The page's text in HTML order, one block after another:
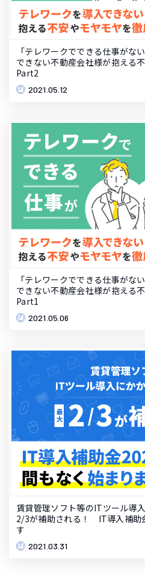
「テレワークでできる仕事が
できない不動産会社様が抱える
Part2
2021.05.12
「テレワークでできる仕事が
できない不動産会社様が抱える
Part1
2021.05.06
賃貸管理ソフト等のITツール導
2/3が補助される！ IT導入補助
す
2021.03.31